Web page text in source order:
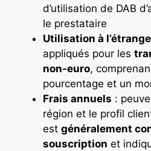
d’utilisation de DAB
le prestataire
Utilisation à
appliqués pour les
non-euro,
pourcentage et un
Frais annuels :
région et le profil
est généralement
souscription et